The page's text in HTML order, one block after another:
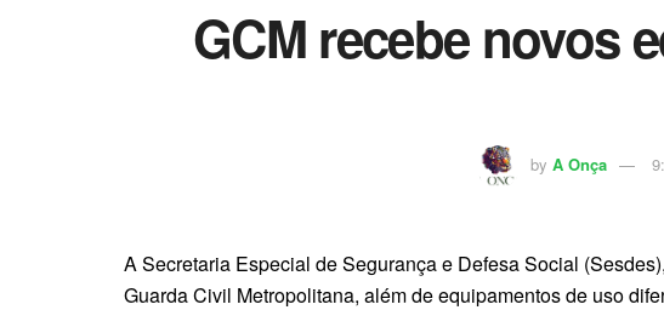
GCM recebe novos
by A Onça
A Secretaria Especial de Segurança e Defesa Social
Guarda Civil Metropolitana, além de equipamentos de uso